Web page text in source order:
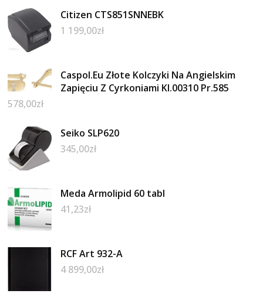
Citizen CTS851SNNEBK
1 199,00zł
Caspol.Eu Złote Kolczyki Na Angielskim
Zapięciu Z Cyrkoniami Kl.00310 Pr.585
578,00zł
Seiko SLP620
345,00zł
Meda Armolipid 60 tabl
41,23zł
RCF Art 932-A
4 899,00zł